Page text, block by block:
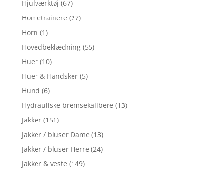
Hjulværktøj (67)
Hometrainere (27)
Horn (1)
Hovedbeklædning (55)
Huer (10)
Huer & Handsker (5)
Hund (6)
Hydrauliske bremsekalibere (13)
Jakker (151)
Jakker / bluser Dame (13)
Jakker / bluser Herre (24)
Jakker & veste (149)